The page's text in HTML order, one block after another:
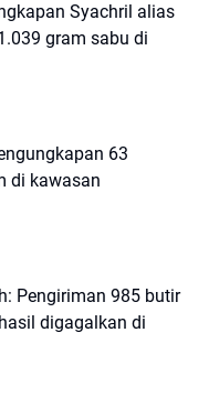
Syachril alias
gram sabu di
63
di kawasan
Pengiriman 985 butir
digagalkan di